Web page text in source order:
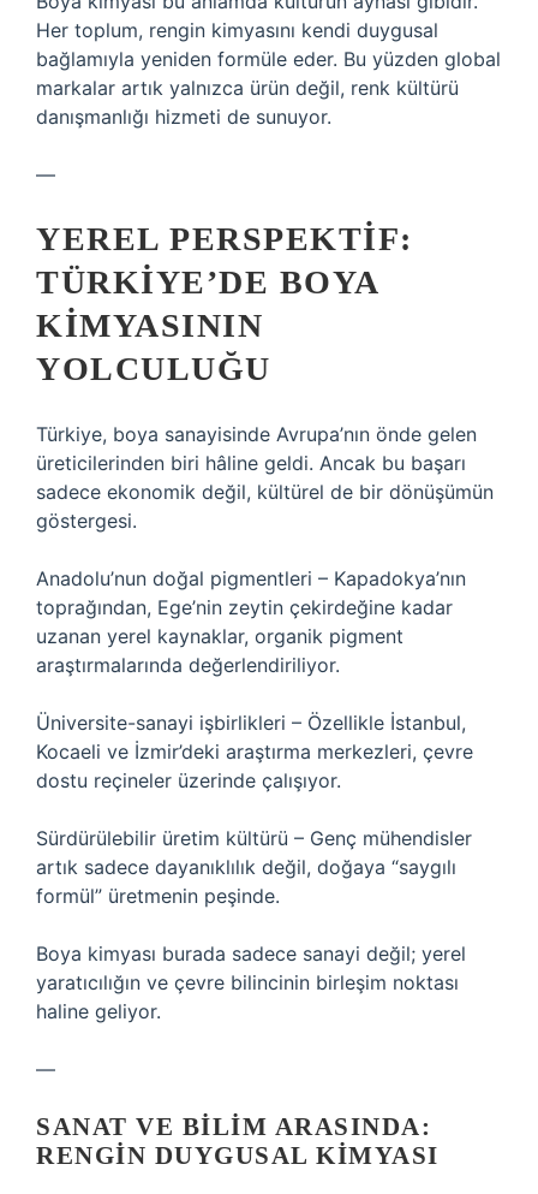
Her toplum, rengin kimyasını kendi duygusal
bağlamıyla yeniden formüle eder. Bu yüzden global
markalar artık yalnızca ürün değil, renk kültürü
danışmanlığı hizmeti de sunuyor.
—
YEREL PERSPEKTIF:
TÜRKIYE’DE BOYA
KIMYASININ
YOLCULUĞU
Türkiye, boya sanayisinde Avrupa’nın önde gelen
üreticilerinden biri hâline geldi. Ancak bu başarı
sadece ekonomik değil, kültürel de bir dönüşümün
göstergesi.
Anadolu’nun doğal pigmentleri – Kapadokya’nın
toprağından, Ege’nin zeytin çekirdeğine kadar
uzanan yerel kaynaklar, organik pigment
araştırmalarında değerlendiriliyor.
Üniversite-sanayi işbirlikleri – Özellikle İstanbul,
Kocaeli ve İzmir’deki araştırma merkezleri, çevre
dostu reçineler üzerinde çalışıyor.
Sürdürülebilir üretim kültürü – Genç mühendisler
artık sadece dayanıklılık değil, doğaya “saygılı
formül” üretmenin peşinde.
Boya kimyası burada sadece sanayi değil; yerel
yaratıcılığın ve çevre bilincinin birleşim noktası
haline geliyor.
—
SANAT VE BILIM ARASINDA:
RENGIN DUYGUSAL KIMYASI